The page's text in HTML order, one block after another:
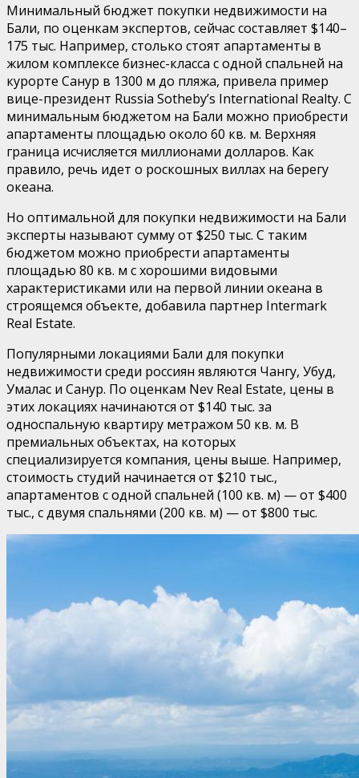
Минимальный бюджет покупки недвижимости на
Бали, по оценкам экспертов, сейчас составляет $140–
175 тыс. Например, столько стоят апартаменты в
жилом комплексе бизнес-класса с одной спальней на
курорте Санур в 1300 м до пляжа, привела пример
вице-президент Russia Sotheby’s International Realty. С
минимальным бюджетом на Бали можно приобрести
апартаменты площадью около 60 кв. м. Верхняя
граница исчисляется миллионами долларов. Как
правило, речь идет о роскошных виллах на берегу
океана.
Но оптимальной для покупки недвижимости на Бали
эксперты называют сумму от $250 тыс. С таким
бюджетом можно приобрести апартаменты
площадью 80 кв. м с хорошими видовыми
характеристиками или на первой линии океана в
строящемся объекте, добавила партнер Intermark
Real Estate.
Популярными локациями Бали для покупки
недвижимости среди россиян являются Чангу, Убуд,
Умалас и Санур. По оценкам Nev Real Estate, цены в
этих локациях начинаются от $140 тыс. за
односпальную квартиру метражом 50 кв. м. В
премиальных объектах, на которых
специализируется компания, цены выше. Например,
стоимость студий начинается от $210 тыс.,
апартаментов с одной спальней (100 кв. м) — от $400
тыс., с двумя спальнями (200 кв. м) — от $800 тыс.